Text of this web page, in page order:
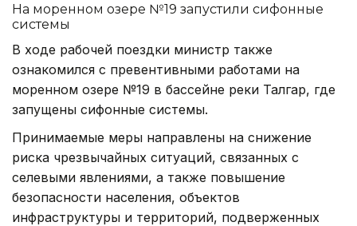
На моренном озере №19 запустили сифонные
системы
В ходе рабочей поездки министр также
ознакомился с превентивными работами на
моренном озере №19 в бассейне реки Талгар, где
запущены сифонные системы.
Принимаемые меры направлены на снижение
риска чрезвычайных ситуаций, связанных с
селевыми явлениями, а также повышение
безопасности населения, объектов
инфраструктуры и территорий, подверженных